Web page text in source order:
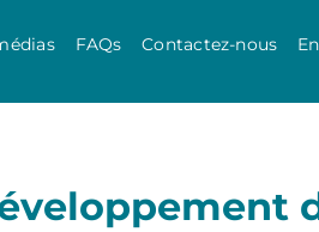
FAQs Contactez-nous